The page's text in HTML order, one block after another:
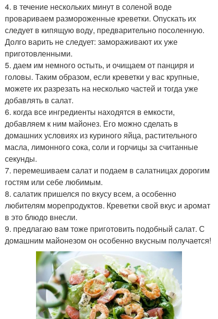
4. в течение нескольких минут в соленой воде
провариваем размороженные креветки. Опускать их
следует в кипящую воду, предварительно посоленную.
Долго варить не следует: замораживают их уже
приготовленными.
5. даем им немного остыть, и очищаем от панциря и
головы. Таким образом, если креветки у вас крупные,
можете их разрезать на несколько частей и тогда уже
добавлять в салат.
6. когда все ингредиенты находятся в емкости,
добавляем к ним майонез. Его можно сделать в
домашних условиях из куриного яйца, растительного
масла, лимонного сока, соли и горчицы за считанные
секунды.
7. перемешиваем салат и подаем в салатницах дорогим
гостям или себе любимым.
8. салатик пришелся по вкусу всем, а особенно
любителям морепродуктов. Креветки свой вкус и аромат
в это блюдо внесли.
9. предлагаю вам тоже приготовить подобный салат. С
домашним майонезом он особенно вкусным получается!